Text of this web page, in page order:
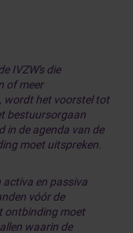
IVZW's die
of meer
wordt het voorstel tot
bestuursorgaan
in de agenda van de
moet uitspreken.
en passiva
vóór de
ontbinding moet
waarin de